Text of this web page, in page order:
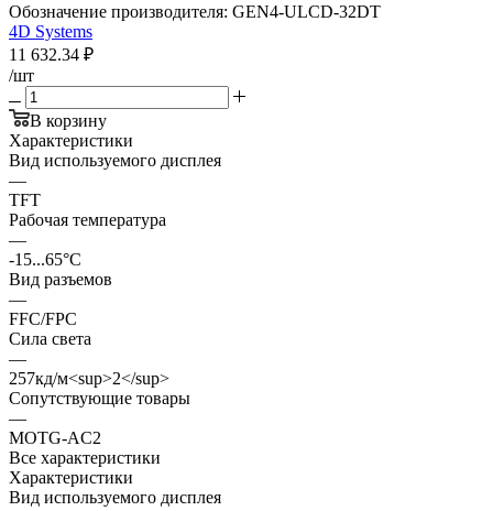
Обозначение производителя: GEN4-ULCD-32DT
4D Systems
11 632.34 ₽
/шт
В корзину
Характеристики
Вид используемого дисплея
—
TFT
Рабочая температура
—
-15...65°C
Вид разъемов
—
FFC/FPC
Сила света
—
257кд/м<sup>2</sup>
Сопутствующие товары
—
MOTG-AC2
Все характеристики
Характеристики
Вид используемого дисплея